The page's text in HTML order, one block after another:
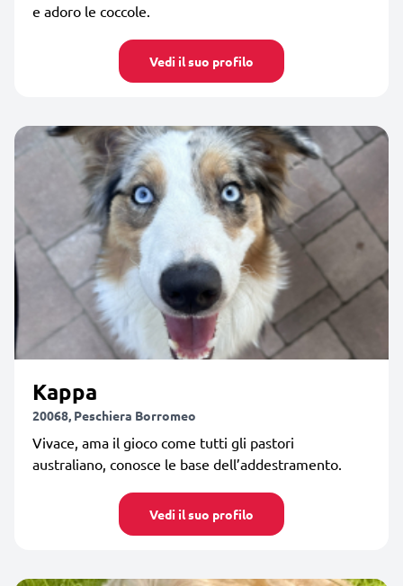
e adoro le coccole.
Vedi il suo profilo
Kappa
20068, Peschiera Borromeo
Vivace, ama il gioco come tutti gli pastori
australiano, conosce le base dell’addestramento.
Vedi il suo profilo